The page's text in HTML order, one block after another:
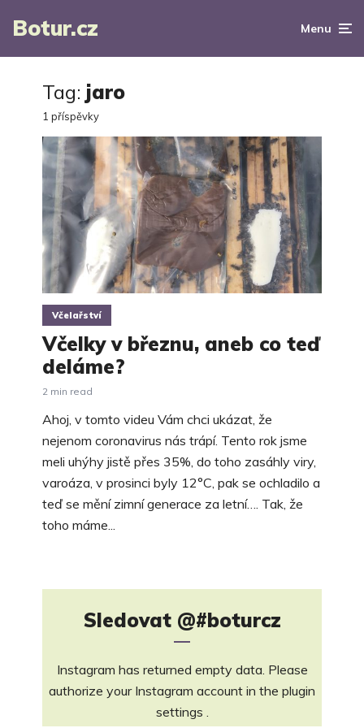
Botur.cz Menu
Tag: jaro
1 příspěvky
Včelařství
Včelky v březnu, aneb co teď
deláme?
2 min read
Ahoj, v tomto videu Vám chci ukázat, že
nejenom coronavirus nás trápí. Tento rok jsme
meli uhýhy jistě přes 35%, do toho zasáhly viry,
varoáza, v prosinci byly 12°C, pak se ochladilo a
teď se mění zimní generace za letní…. Tak, že
toho máme...
Sledovat @#boturcz
Instagram has returned empty data. Please
authorize your Instagram account in the plugin
settings